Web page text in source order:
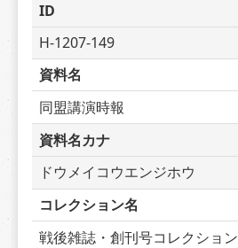
ID
H-1207-149
資料名
同盟講演時報
資料名カナ
ドウメイコウエンジホウ
コレクション名
戦後雑誌・創刊号コレクション